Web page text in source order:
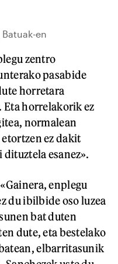
en
zentro
pasabide
horretara
horrelakorik ez
normalean
ez dakit
esanez».
enplegu
du ibilbide oso luzea
bat duten
dute, eta bestelako
elbarritasunik